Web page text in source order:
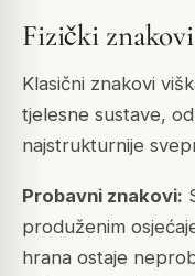
Fizički
Klasični znakovi
tjelesne sustave,
najstrukturnije
Probavni znakovi:
produženim
hrana ostaje